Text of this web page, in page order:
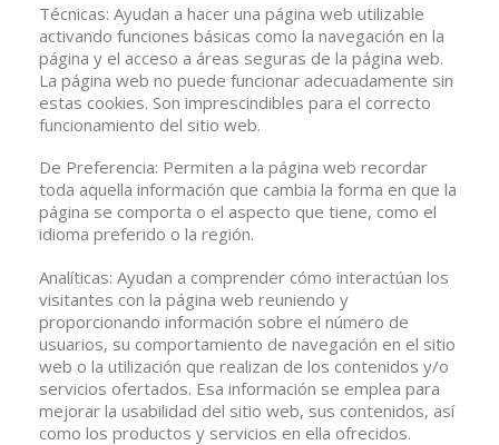
Técnicas: Ayudan a hacer una página web utilizable
activando funciones básicas como la navegación en la
página y el acceso a áreas seguras de la página web.
La página web no puede funcionar adecuadamente sin
estas cookies. Son imprescindibles para el correcto
funcionamiento del sitio web.
De Preferencia: Permiten a la página web recordar
toda aquella información que cambia la forma en que la
página se comporta o el aspecto que tiene, como el
idioma preferido o la región.
Analíticas: Ayudan a comprender cómo interactúan los
visitantes con la página web reuniendo y
proporcionando información sobre el número de
usuarios, su comportamiento de navegación en el sitio
web o la utilización que realizan de los contenidos y/o
servicios ofertados. Esa información se emplea para
mejorar la usabilidad del sitio web, sus contenidos, así
como los productos y servicios en ella ofrecidos.